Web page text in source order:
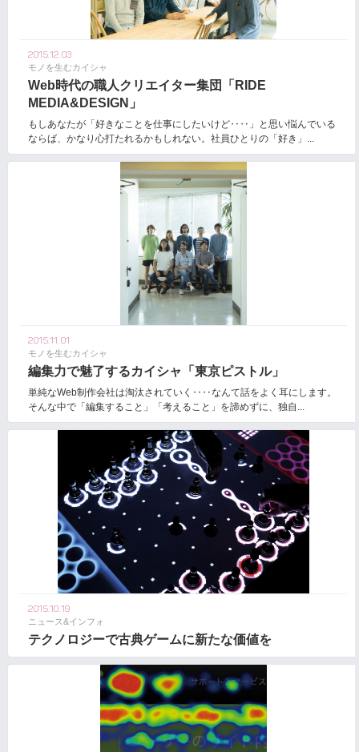
2015.12.03
モノを生むカイシャ
Web時代の職人クリエイター集団「RIDE
MEDIA&DESIGN」
もしあなたが「好きなことを仕事にしたいけど‥‥」と思い悩んでいる
ならば、かなり心打たれるかもしれない。社員ひとりの「好き」...
2015.11.01
モノを生むカイシャ
編集力で魅了するカイシャ「東京ピストル」
単純なWeb制作会社は淘汰されていく‥‥なんて話をよく耳にします。
そんな中で「編集すること」「考えること」を諦めずに、独自...
2015.10.19
ニュース&インフォ
テクノロジーで古典ゲームに新たな価値を